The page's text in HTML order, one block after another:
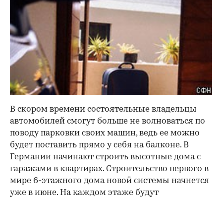
В скором времени состоятельные владельцы
автомобилей смогут больше не волноваться по
поводу парковки своих машин, ведь ее можно
будет поставить прямо у себя на балконе. В
Германии начинают строить высотные дома с
гаражами в квартирах. Строительство первого в
мире 6-этажного дома новой системы начнется
уже в июне. На каждом этаже будут